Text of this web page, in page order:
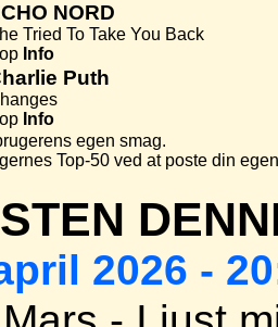
NORD
Tried To Take You Back
Info
Puth
Info
egen smag.
Top-50 ved at poste din
2026 -